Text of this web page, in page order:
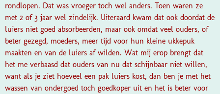
rondlopen. Dat was vroeger toch wel anders. Toen waren ze
met 2 of 3 jaar wel zindelijk. Uiteraard kwam dat ook doordat de
luiers niet goed absorbeerden, maar ook omdat veel ouders, of
beter gezegd, moeders, meer tijd voor hun kleine ukkepuk
maakten en van de luiers af wilden. Wat mij erop brengt dat
het me verbaasd dat ouders van nu dat schijnbaar niet willen,
want als je ziet hoeveel een pak luiers kost, dan ben je met het
wassen van ondergoed toch goedkoper uit en het is beter voor